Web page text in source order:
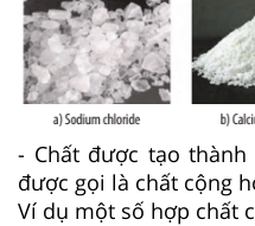
- Chất được tạo
được gọi là chất cộng
Ví dụ một số hợp chất